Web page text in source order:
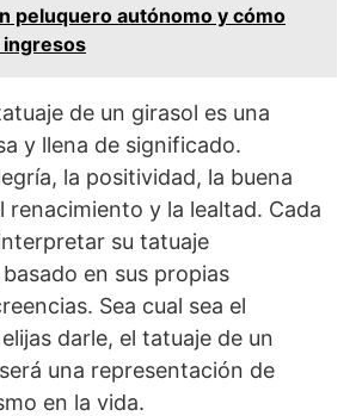
peluquero autónomo y cómo
ingresos
de un girasol es una
y llena de significado.
la positividad, la buena
renacimiento y la lealtad. Cada
su tatuaje
en sus propias
Sea cual sea el
darle, el tatuaje de un
una representación de
en la vida.